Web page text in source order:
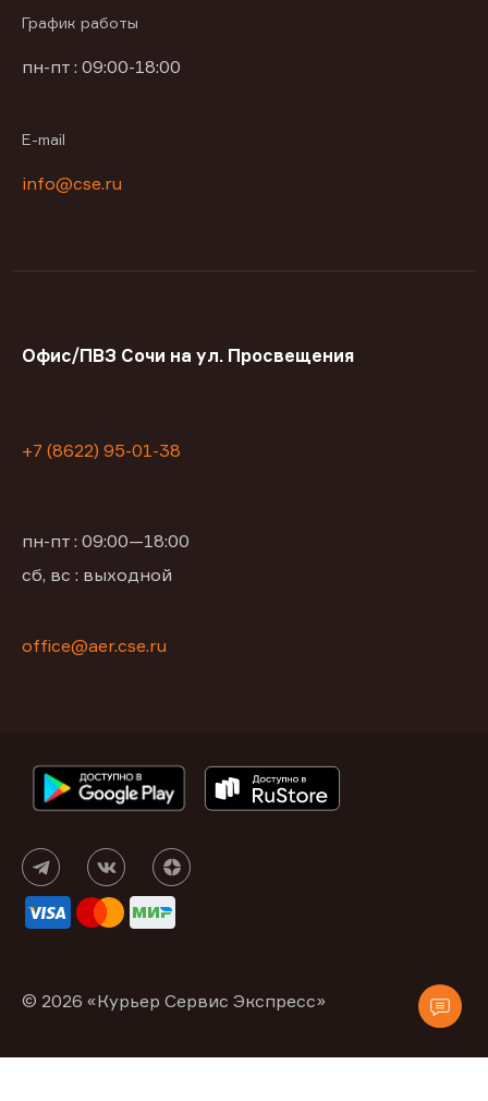
График работы
пн-пт : 09:00-18:00
E-mail
info@cse.ru
Офис/ПВЗ Сочи на ул. Просвещения
+7 (8622) 95-01-38
пн-пт : 09:00—18:00
сб, вс : выходной
office@aer.cse.ru
© 2026 «Курьер Сервис Экспресс»